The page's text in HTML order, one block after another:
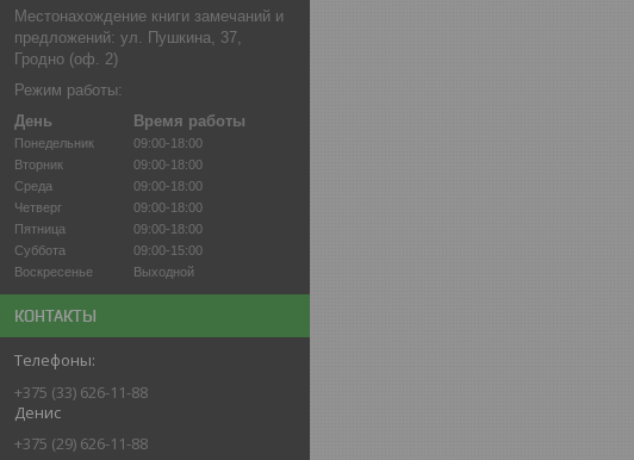
Местонахождение книги замечаний и
предложений: ул. Пушкина, 37,
Гродно (оф. 2)
Режим работы:
День
Время работы
Понедельник
09:00-18:00
Вторник
09:00-18:00
Среда
09:00-18:00
Четверг
09:00-18:00
Пятница
09:00-18:00
Суббота
09:00-15:00
Воскресенье
Выходной
КОНТАКТЫ
+375 (33) 626-11-88
Денис
+375 (29) 626-11-88